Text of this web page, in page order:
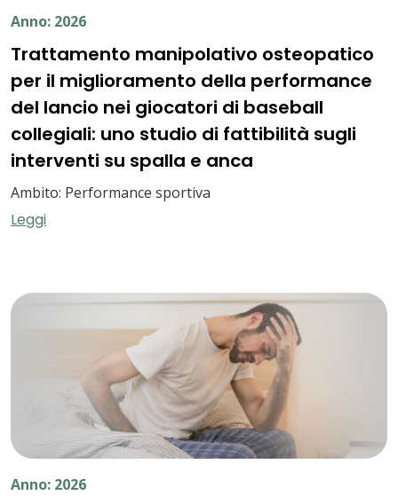
Anno: 2026
Trattamento manipolativo osteopatico
per il miglioramento della performance
del lancio nei giocatori di baseball
collegiali: uno studio di fattibilità sugli
interventi su spalla e anca
Ambito: Performance sportiva
Leggi
Anno: 2026